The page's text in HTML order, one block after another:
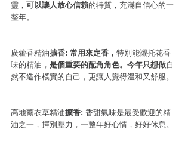
靈， 可以讓人放心信賴的特質，充滿自信心的一
整年。
廣藿香精油擴香: 常用來定香， 特別能襯托花香
味的精油， 是個重要的配角角色。今年只想做自
然不造作樸實的自己，更讓人覺得溫和又舒服。
高地薰衣草精油擴香: 香甜氣味是最受歡迎的精
油之一，揮別壓力，一整年好心情，好好休息。